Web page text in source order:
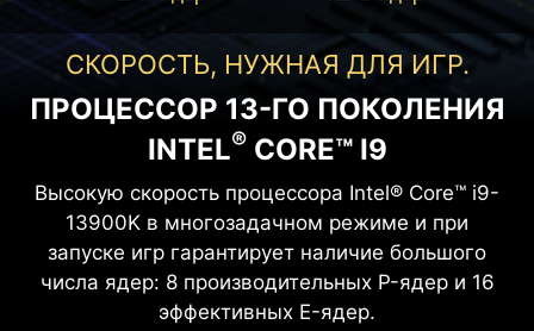
СКОРОСТЬ, НУЖНАЯ ДЛЯ ИГР.
ПРОЦЕССОР 13-ГО ПОКОЛЕНИЯ
INTEL®CORE™ I9
Высокую скорость процессора Intel® Core™ i9-
13900K в многозадачном режиме и при
запуске игр гарантирует наличие большого
числа ядер: 8 производительных P-ядер и 16
эффективных E-ядер.